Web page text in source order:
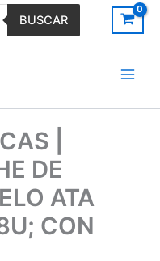
BUSCAR
|
DE
ATA
CON